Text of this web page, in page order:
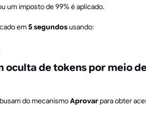
um imposto de 99% é aplicado.
em5 segundosusando:
oculta de tokens por meio
do mecanismoAprovarpara obter